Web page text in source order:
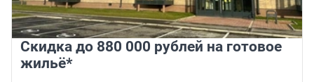
Скидка до 880 000 рублей на готовое
жильё*